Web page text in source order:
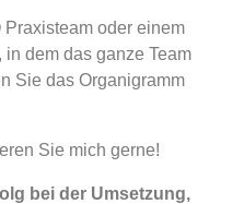
oder einem
dem das ganze Team
Sie das Organigramm
Sie mich gerne!
bei der Umsetzung,